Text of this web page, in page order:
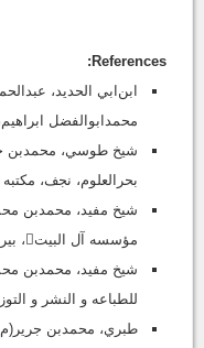
References:
ابن‌ابي الحديد،
محمدابوالفضل ابراهيم،
شيخ طوسي، محمدبن
بحرالعلوم، نجف، مكتبه
شيخ مفيد، محمدبن
مؤسسه آل البيت، بيروت، 1414ق.
شيخ مفيد، محمدبن
للطباعه و النشر و